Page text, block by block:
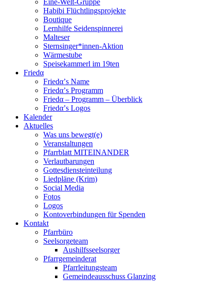
Eine-Welt-Gruppe
Habibi Flüchtlingsprojekte
Boutique
Lernhilfe Seidenspinnerei
Malteser
Sternsinger*innen-Aktion
Wärmestube
Speisekammerl im 19ten
Friedα
Friedα’s Name
Friedα’s Programm
Friedα – Programm – Überblick
Friedα’s Logos
Kalender
Aktuelles
Was uns bewegt(e)
Veranstaltungen
Pfarrblatt MITEINANDER
Verlautbarungen
Gottesdiensteinteilung
Liedpläne (Krim)
Social Media
Fotos
Logos
Kontoverbindungen für Spenden
Kontakt
Pfarrbüro
Seelsorgeteam
Aushilfsseelsorger
Pfarrgemeinderat
Pfarrleitungsteam
Gemeindeausschuss Glanzing